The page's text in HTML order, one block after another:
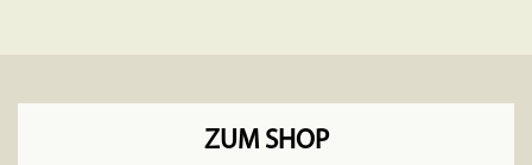
ZUM SHOP